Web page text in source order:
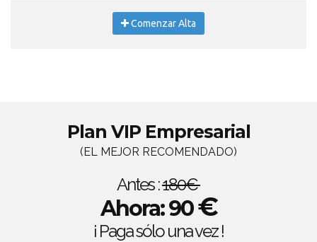
Comenzar Alta
Plan VIP Empresarial
(EL MEJOR RECOMENDADO)
Antes :180€
Ahora: 90€
¡ Paga sólo una vez !